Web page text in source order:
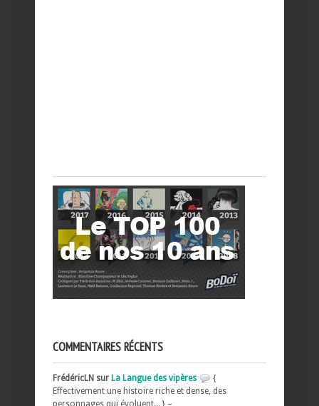
COMMENTAIRES RÉCENTS
FrédéricLN sur La Langue des vipères
{
Effectivement une histoire riche et dense, des
personnages qui évoluent... } –